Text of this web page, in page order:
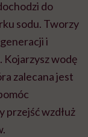
do
sodu. Tworzy
i
Kojarzysz wodę
zalecana jest
przejść wzdłuż